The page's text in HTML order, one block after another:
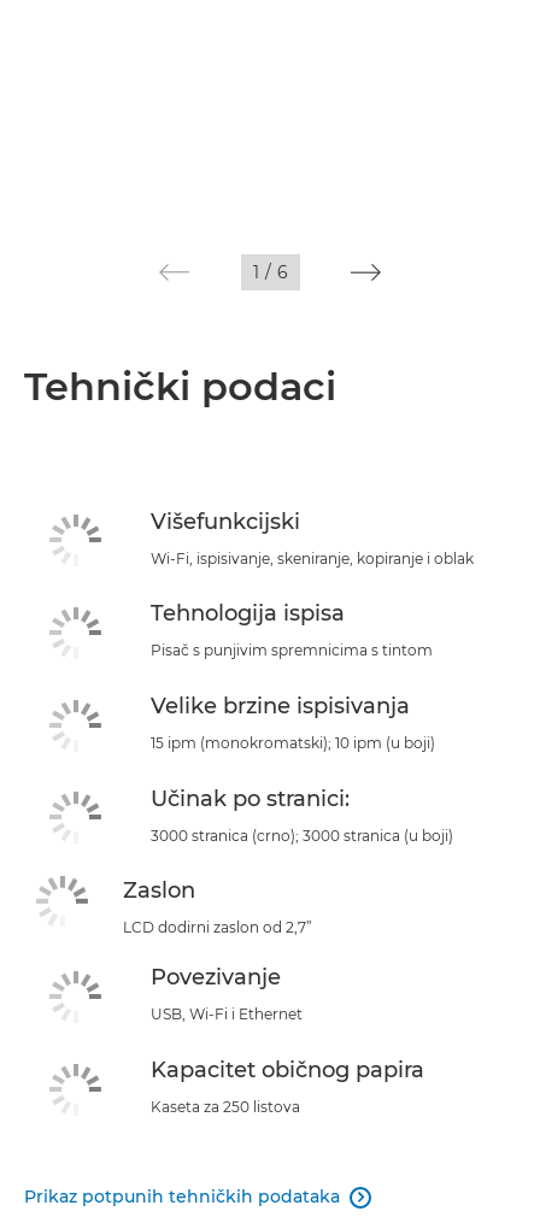
1 / 6
Tehnički podaci
Višefunkcijski
Wi-Fi, ispisivanje, skeniranje, kopiranje i oblak
Tehnologija ispisa
Pisač s punjivim spremnicima s tintom
Velike brzine ispisivanja
15 ipm (monokromatski); 10 ipm (u boji)
Učinak po stranici:
3000 stranica (crno); 3000 stranica (u boji)
Zaslon
LCD dodirni zaslon od 2,7”
Povezivanje
USB, Wi-Fi i Ethernet
Kapacitet običnog papira
Kaseta za 250 listova
Prikaz potpunih tehničkih podataka 